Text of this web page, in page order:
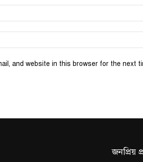
and website in this browser for the next
জনপ্রিয়